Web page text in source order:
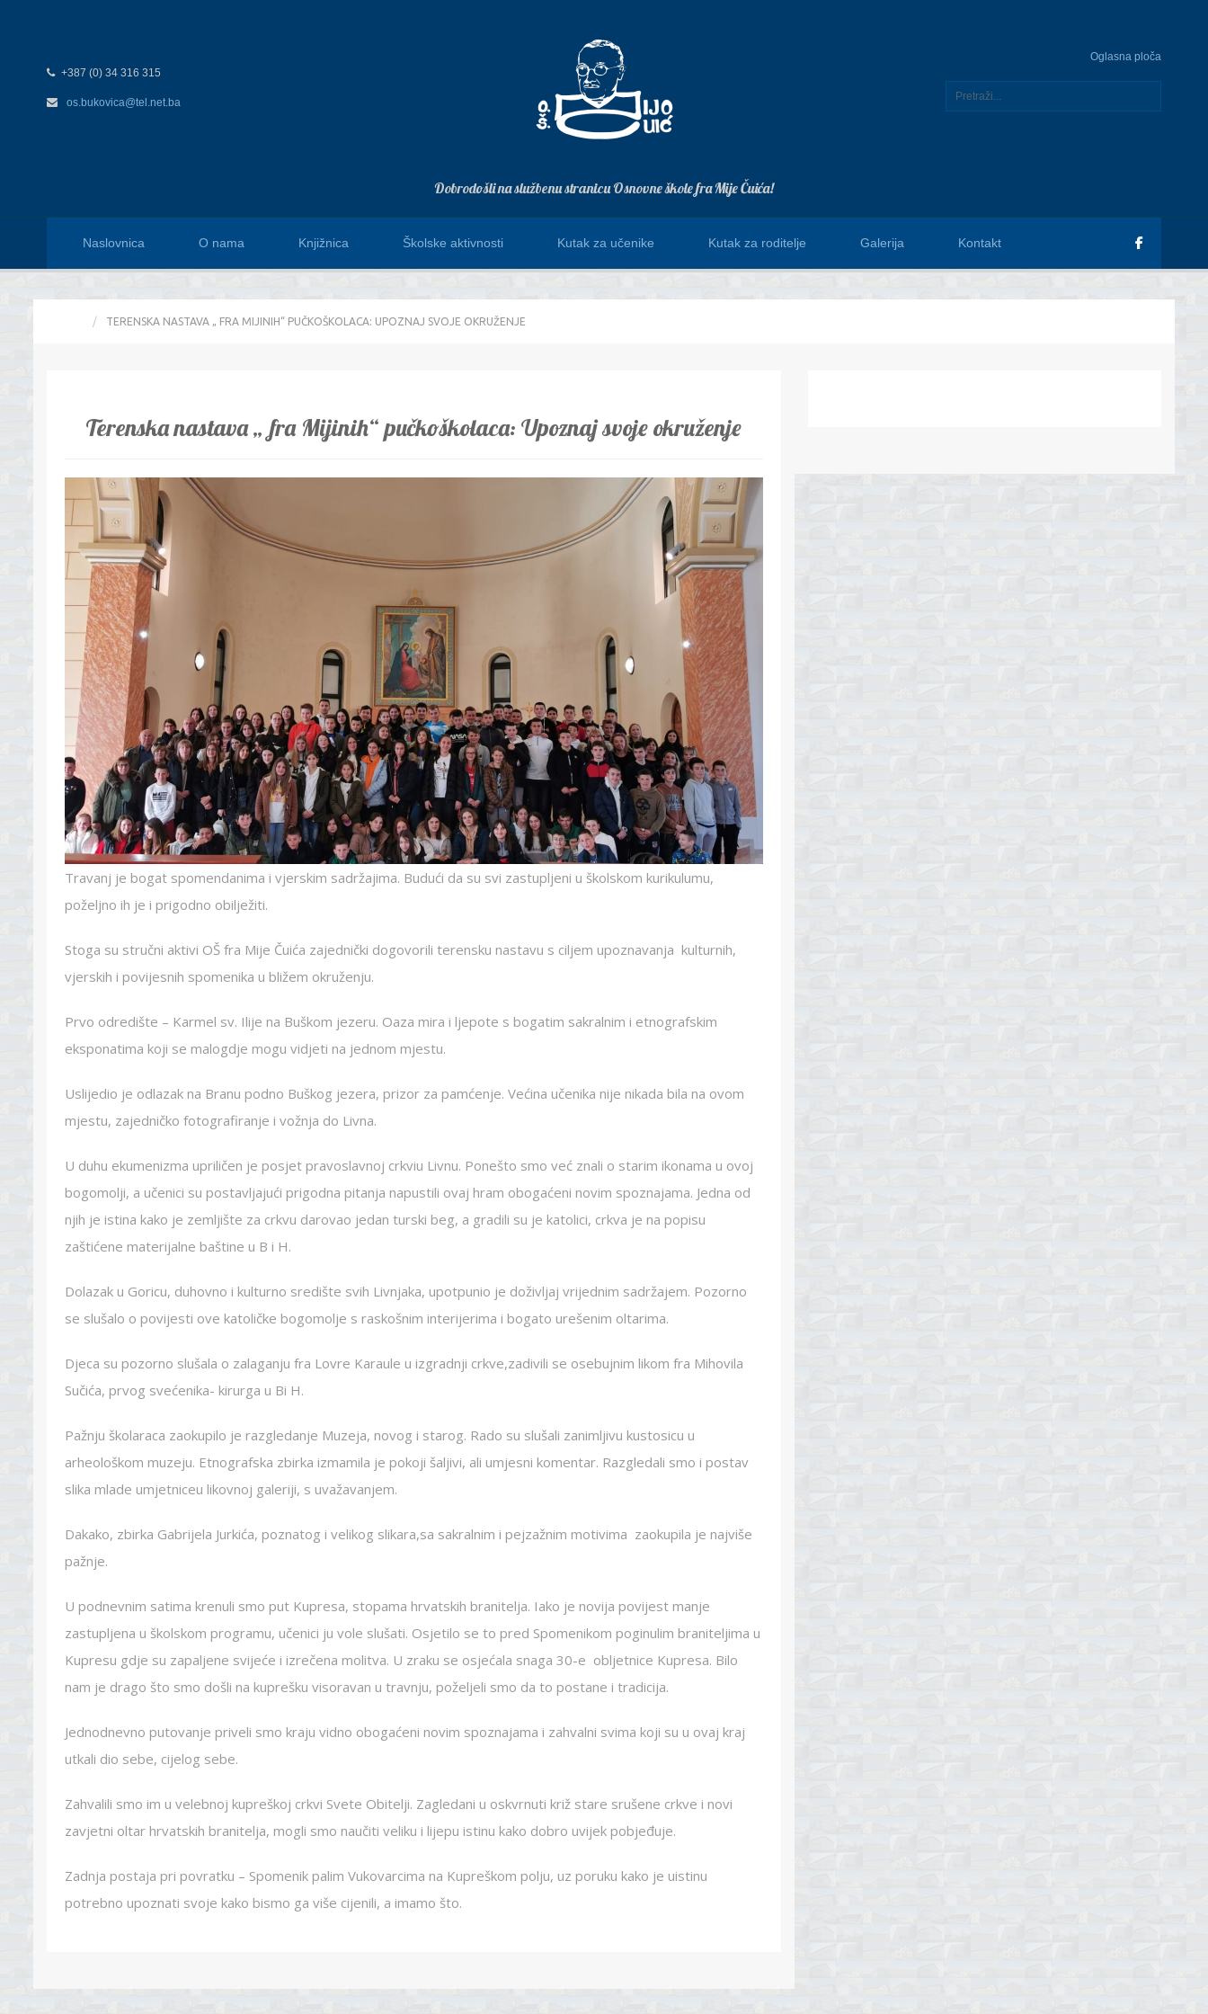
+387 (0) 34 316 315
os.bukovica@tel.net.ba
Oglasna ploča
Dobrodošli na službenu stranicu Osnovne škole fra Mije Čuića!
Naslovnica O nama Knjižnica Školske aktivnosti Kutak za učenike Kutak za roditelje Galerija Kontakt
TERENSKA NASTAVA „ FRA MIJINIH“ PUČKOŠKOLACA: UPOZNAJ SVOJE OKRUŽENJE
Terenska nastava „ fra Mijinih“ pučkoškolaca: Upoznaj svoje okruženje
Travanj je bogat spomendanima i vjerskim sadržajima. Budući da su svi zastupljeni u školskom kurikulumu,
poželjno ih je i prigodno obilježiti.
Stoga su stručni aktivi OŠ fra Mije Čuića zajednički dogovorili terensku nastavu s ciljem upoznavanja kulturnih,
vjerskih i povijesnih spomenika u bližem okruženju.
Prvo odredište – Karmel sv. Ilije na Buškom jezeru. Oaza mira i ljepote s bogatim sakralnim i etnografskim
eksponatima koji se malogdje mogu vidjeti na jednom mjestu.
Uslijedio je odlazak na Branu podno Buškog jezera, prizor za pamćenje. Većina učenika nije nikada bila na ovom
mjestu, zajedničko fotografiranje i vožnja do Livna.
U duhu ekumenizma upriličen je posjet pravoslavnoj crkviu Livnu. Ponešto smo već znali o starim ikonama u ovoj
bogomolji, a učenici su postavljajući prigodna pitanja napustili ovaj hram obogaćeni novim spoznajama. Jedna od
njih je istina kako je zemljište za crkvu darovao jedan turski beg, a gradili su je katolici, crkva je na popisu
zaštićene materijalne baštine u B i H.
Dolazak u Goricu, duhovno i kulturno središte svih Livnjaka, upotpunio je doživljaj vrijednim sadržajem. Pozorno
se slušalo o povijesti ove katoličke bogomolje s raskošnim interijerima i bogato urešenim oltarima.
Djeca su pozorno slušala o zalaganju fra Lovre Karaule u izgradnji crkve,zadivili se osebujnim likom fra Mihovila
Sučića, prvog svećenika- kirurga u Bi H.
Pažnju školaraca zaokupilo je razgledanje Muzeja, novog i starog. Rado su slušali zanimljivu kustosicu u
arheološkom muzeju. Etnografska zbirka izmamila je pokoji šaljivi, ali umjesni komentar. Razgledali smo i postav
slika mlade umjetniceu likovnoj galeriji, s uvažavanjem.
Dakako, zbirka Gabrijela Jurkića, poznatog i velikog slikara,sa sakralnim i pejzažnim motivima zaokupila je najviše
pažnje.
U podnevnim satima krenuli smo put Kupresa, stopama hrvatskih branitelja. Iako je novija povijest manje
zastupljena u školskom programu, učenici ju vole slušati. Osjetilo se to pred Spomenikom poginulim braniteljima u
Kupresu gdje su zapaljene svijeće i izrečena molitva. U zraku se osjećala snaga 30-e obljetnice Kupresa. Bilo
nam je drago što smo došli na kuprešku visoravan u travnju, poželjeli smo da to postane i tradicija.
Jednodnevno putovanje priveli smo kraju vidno obogaćeni novim spoznajama i zahvalni svima koji su u ovaj kraj
utkali dio sebe, cijelog sebe.
Zahvalili smo im u velebnoj kupreškoj crkvi Svete Obitelji. Zagledani u oskvrnuti križ stare srušene crkve i novi
zavjetni oltar hrvatskih branitelja, mogli smo naučiti veliku i lijepu istinu kako dobro uvijek pobjeđuje.
Zadnja postaja pri povratku – Spomenik palim Vukovarcima na Kupreškom polju, uz poruku kako je uistinu
potrebno upoznati svoje kako bismo ga više cijenili, a imamo što.